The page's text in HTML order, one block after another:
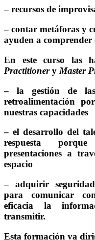
– recursos de
– contar metáforas y
ayuden a comprender
En este curso las
Practitionery Master
– la gestión de
retroalimentación
nuestras capacidades
– el desarrollo del
respuesta
presentaciones a
espacio
– adquirir
para comunicar
eficacia la
transmitir.
Esta formación va